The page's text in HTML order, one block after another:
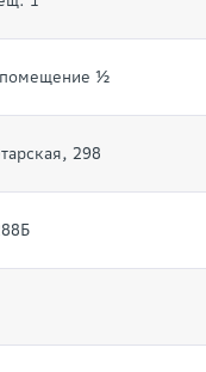
помещение ½
298